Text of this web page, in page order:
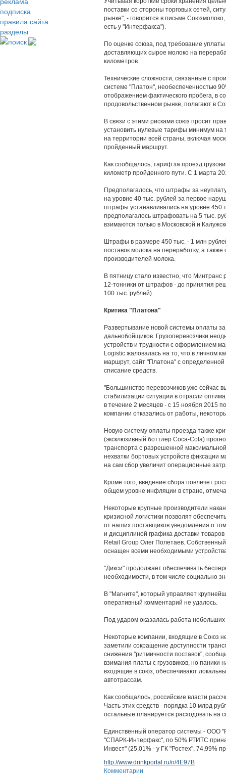
подписка
правила сайта
разделы
поиск
поставки со стороны торговых сетей,
рынке", - говорится в письме
есть у "Интерфакса").
По оценке союза, под требование
доставляющих сырое молоко на
километров.
Технические сложности, связанные с
системе "Платон", необеспеченностью
отображением фактического пробега, в
продовольственном рынке, полагают в
В связи с этими рисками союз просит
установить нулевые тарифы минимум
на территории всей страны, включая
пройденный маршрут.
Как сообщалось, тариф за проезд
километр пройденного пути. С 1 марта
Предполагалось, что штрафы за
на уровне 40 тыс. рублей за первое
штрафы устанавливались на уровне 450
предполагалось штрафовать на 5 тыс.
взимаются только в Московской и
Штрафы в размере 450 тыс. - 1 млн
поставок молока на переработку, а
производителей молока.
В пятницу стало известно, что
12-тонники от штрафов - до принятия
100 тыс. рублей).
Критика "Платона"
Развертывание новой системы оплаты
дальнобойщиков. Грузоперевозчики
устройств и трудности с оформлением
Logistic жаловалась на то, что в личном
маршрут, сайт "Платона" с
списание средств.
"Большинство перевозчиков уже сейчас
стабилизации ситуации в отрасли
в течение 2 месяцев - с 15 ноября 2015
компании отказались от работы,
Новую систему оплаты проезда также
(эксклюзивный боттлер Coca-Cola)
транспорта с разрешенной
нехватки бортовых устройств фиксации
на сам сбор увеличит операционные
Кроме того, введение сбора повлечет
общем уровне инфляции в стране,
Некоторые крупные производители
кризисной логистики позволят
от наших поставщиков уведомления о
и дисциплиной графика доставки
Retail Group Олег Полетаев.
оснащен всеми необходимыми
"Дикси" продолжает обеспечивать
необходимости, в том числе социально
В "Магните", который управляет
оперативный комментарий не удалось.
Под ударом оказалась работа
Некоторые компании, входящие в Союз
заметили сокращение доступности
снижения "ритмичности поставок",
взимания платы с грузовиков, но паники
входящие в союз, обеспечивают
автотрассам.
Как сообщалось, российские власти
Часть этих средств - порядка 10 млрд
остальные планируется расходовать на
Единственный оператор системы - ООО
"СПАРК-Интерфакс", по 50% РТИТС
Инвест" (25,01% - у ГК "Ростех", 74,99%
http://www.drinkportal.ru/n/4E97B
Комментарии